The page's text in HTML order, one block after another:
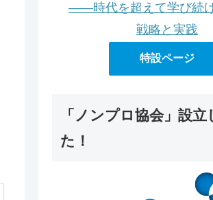
――時代を超えて学び続
戦略と実践
特設ページ
「ノンプロ協会」設立
た！